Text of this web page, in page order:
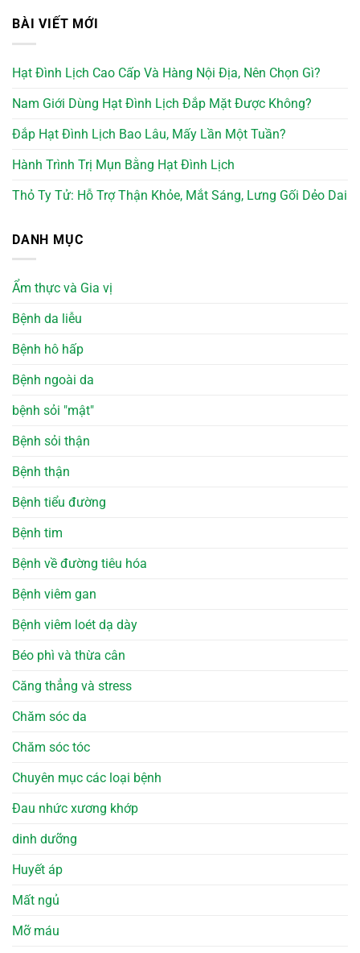
BÀI VIẾT MỚI
Hạt Đình Lịch Cao Cấp Và Hàng Nội Địa, Nên Chọn Gì?
Nam Giới Dùng Hạt Đình Lịch Đắp Mặt Được Không?
Đắp Hạt Đình Lịch Bao Lâu, Mấy Lần Một Tuần?
Hành Trình Trị Mụn Bằng Hạt Đình Lịch
Thỏ Ty Tử: Hỗ Trợ Thận Khỏe, Mắt Sáng, Lưng Gối Dẻo Dai
DANH MỤC
Ẩm thực và Gia vị
Bệnh da liễu
Bệnh hô hấp
Bệnh ngoài da
bệnh sỏi "mật"
Bệnh sỏi thận
Bệnh thận
Bệnh tiểu đường
Bệnh tim
Bệnh về đường tiêu hóa
Bệnh viêm gan
Bệnh viêm loét dạ dày
Béo phì và thừa cân
Căng thẳng và stress
Chăm sóc da
Chăm sóc tóc
Chuyên mục các loại bệnh
Đau nhức xương khớp
dinh dưỡng
Huyết áp
Mất ngủ
Mỡ máu